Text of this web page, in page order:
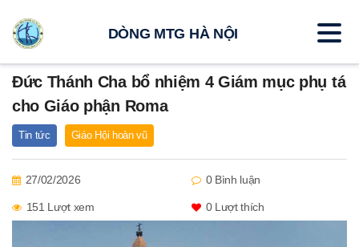
Đức Thánh Cha bổ nhiệm 4 Giám mục phụ tá
cho Giáo phận Roma
Tin tức Giáo Hội hoàn vũ
27/02/2026 0 Bình luận
151 Lượt xem 0Lượt thích
DÒNG MTG HÀ NỘI